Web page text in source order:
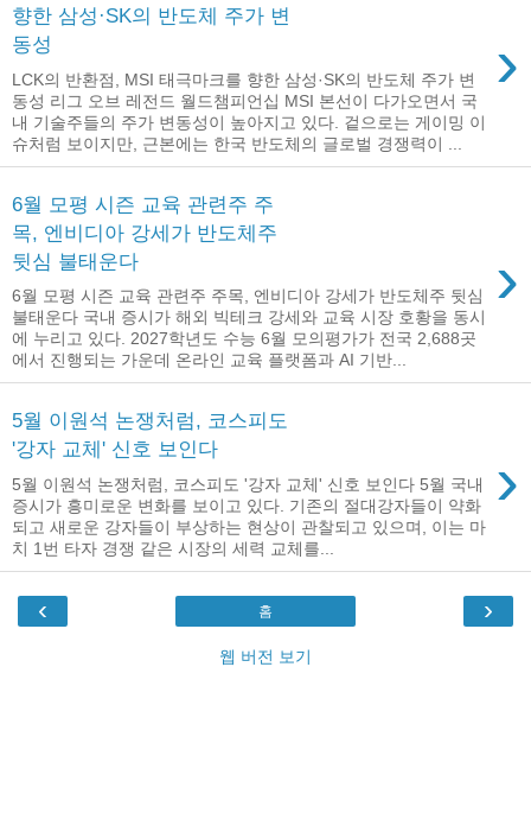
향한 삼성·SK의 반도체 주가 변
동성
›
LCK의 반환점, MSI 태극마크를 향한 삼성·SK의 반도체 주가 변
동성 리그 오브 레전드 월드챔피언십 MSI 본선이 다가오면서 국
내 기술주들의 주가 변동성이 높아지고 있다. 겉으로는 게이밍 이
슈처럼 보이지만, 근본에는 한국 반도체의 글로벌 경쟁력이 ...
6월 모평 시즌 교육 관련주 주
목, 엔비디아 강세가 반도체주
뒷심 불태운다
›
6월 모평 시즌 교육 관련주 주목, 엔비디아 강세가 반도체주 뒷심
불태운다 국내 증시가 해외 빅테크 강세와 교육 시장 호황을 동시
에 누리고 있다. 2027학년도 수능 6월 모의평가가 전국 2,688곳
에서 진행되는 가운데 온라인 교육 플랫폼과 AI 기반...
5월 이원석 논쟁처럼, 코스피도
'강자 교체' 신호 보인다
›
5월 이원석 논쟁처럼, 코스피도 '강자 교체' 신호 보인다 5월 국내
증시가 흥미로운 변화를 보이고 있다. 기존의 절대강자들이 약화
되고 새로운 강자들이 부상하는 현상이 관찰되고 있으며, 이는 마
치 1번 타자 경쟁 같은 시장의 세력 교체를...
‹ ›
홈
웹 버전 보기